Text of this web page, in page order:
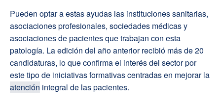
Pueden optar a estas ayudas las instituciones sanitarias,
asociaciones profesionales, sociedades médicas y
asociaciones de pacientes que trabajan con esta
patología. La edición del año anterior recibió más de 20
candidaturas, lo que confirma el interés del sector por
este tipo de iniciativas formativas centradas en mejorar la
atención integral de las pacientes.